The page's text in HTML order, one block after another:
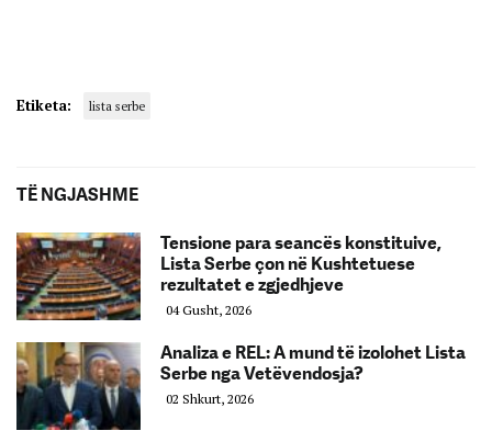
Etiketa: lista serbe
TË NGJASHME
Tensione para seancës konstituive,
Lista Serbe çon në Kushtetuese
rezultatet e zgjedhjeve
04 Gusht, 2026
Analiza e REL: A mund të izolohet Lista
Serbe nga Vetëvendosja?
02 Shkurt, 2026